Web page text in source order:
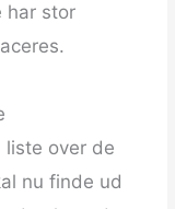
har stor
liste over de
nu finde ud